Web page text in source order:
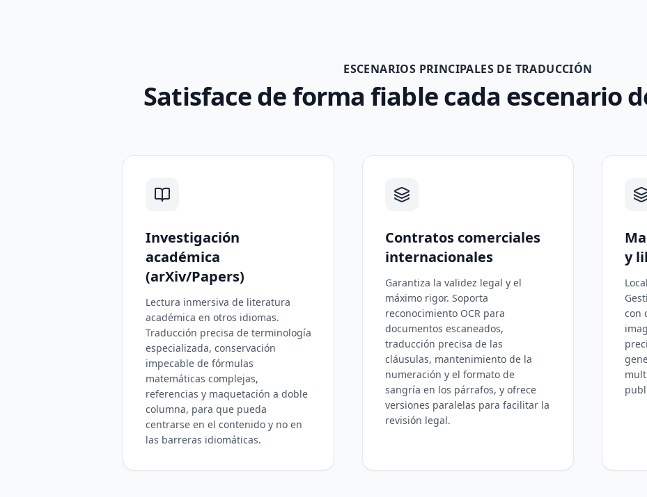
ESCENARIOS PRINCIPALES DE TRADUCCIÓN
Satisface de forma fiable cada escenario
Investigación
académica
(arXiv/Papers)
Lectura inmersiva de literatura
académica en otros idiomas.
Traducción precisa de terminología
especializada, conservación
impecable de fórmulas
matemáticas complejas,
referencias y maquetación a doble
columna, para que pueda
centrarse en el contenido y no en
las barreras idiomáticas.
Contratos comerciales
internacionales
Garantiza la validez legal y el
máximo rigor. Soporta
reconocimiento OCR para
documentos escaneados,
traducción precisa de las
cláusulas, mantenimiento de la
numeración y el formato de
sangría en los párrafos, y ofrece
versiones paralelas para facilitar la
revisión legal.
y
con